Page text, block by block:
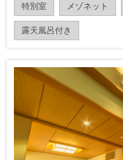
特別室 メゾネット
露天風呂付き